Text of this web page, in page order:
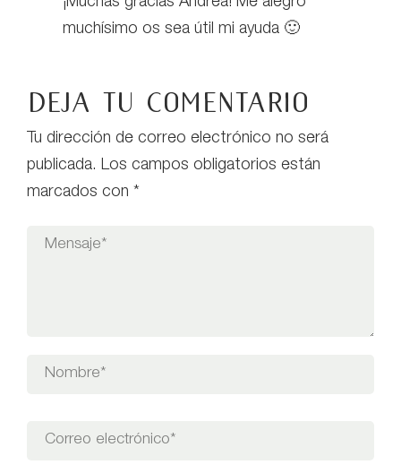
muchísimo os sea útil mi ayuda 🙂
Deja tu comentario
Tu dirección de correo electrónico no será
publicada. Los campos obligatorios están
marcados con *